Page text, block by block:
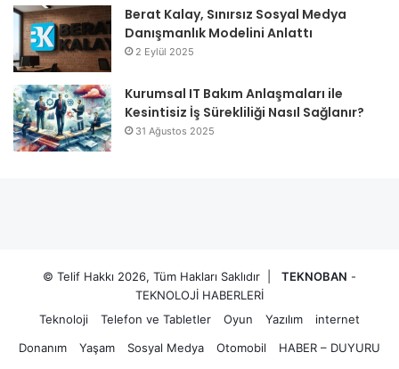
Berat Kalay, Sınırsız Sosyal Medya
Danışmanlık Modelini Anlattı
2 Eylül 2025
Kurumsal IT Bakım Anlaşmaları ile
Kesintisiz İş Sürekliliği Nasıl Sağlanır?
31 Ağustos 2025
© Telif Hakkı 2026, Tüm Hakları Saklıdır | TEKNOBAN -
TEKNOLOJİ HABERLERİ
Teknoloji
Telefon ve Tabletler Oyun Yazılım
internet
Donanım
Yaşam Sosyal Medya Otomobil HABER – DUYURU